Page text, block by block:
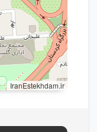
IranEstekhdam.ir